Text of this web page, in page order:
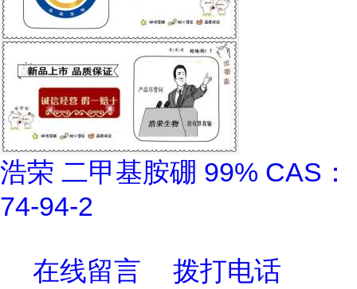
浩荣 二甲基胺硼 99% CAS：
74-94-2
在线留言 拨打电话